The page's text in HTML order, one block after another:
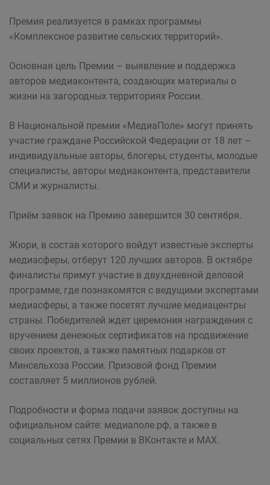
Премия реализуется в рамках программы
«Комплексное развитие сельских территорий».
Основная цель Премии – выявление и поддержка
авторов медиаконтента, создающих материалы о
жизни на загородных территориях России.
В Национальной премии «МедиаПоле» могут принять
участие граждане Российской Федерации от 18 лет –
индивидуальные авторы, блогеры, студенты, молодые
специалисты, авторы медиаконтента, представители
СМИ и журналисты.
Приём заявок на Премию завершится 30 сентября.
Жюри, в состав которого войдут известные эксперты
медиасферы, отберут 120 лучших авторов. В октябре
финалисты примут участие в двухдневной деловой
программе, где познакомятся с ведущими экспертами
медиасферы, а также посетят лучшие медиацентры
страны. Победителей ждет церемония награждения с
вручением денежных сертификатов на продвижение
своих проектов, а также памятных подарков от
Минсельхоза России. Призовой фонд Премии
составляет 5 миллионов рублей.
Подробности и форма подачи заявок доступны на
официальном сайте: медиаполе.рф, а также в
социальных сетях Премии в ВКонтакте и MAX.